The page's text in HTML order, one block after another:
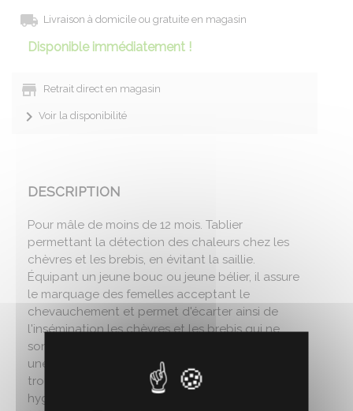
Livraison à domicile ou gratuite en magasin
Disponible immédiatement !
Retrait direct en magasin
Voir la disponibilité
DESCRIPTION
Pour mâle de moins de 12 mois. Tablier
permettant la détection des chaleurs chez les
chèvres et les brebis, en évitant la saillie.
Équipant un jeune bouc ou jeune bélier, il assure
le marquage des femelles acceptant le
chevauchement et permet d'écarter ainsi de
l'insémination les chèvres et les brebis qui ne
sont pas en chaleurs. Sangles de réglage pour
une meilleure stabilité sur l'animal. Tablier avec
trous d'évacuation de l'urine pour une meilleure
hygiène. Fonctionne avec un crayon marqueur